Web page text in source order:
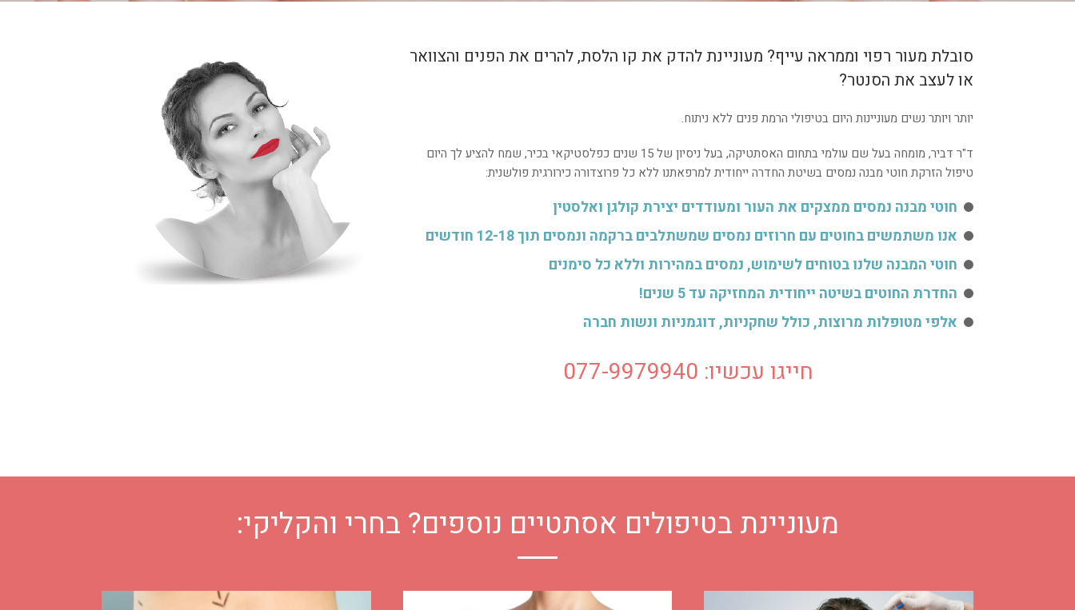
סובלת מעור רפוי וממראה עייף? מעוניינת להדק את קו הלסת, להרים את הפנים והצוואר
או לעצב את הסנטר?
יותר ויותר נשים מעוניינות היום בטיפולי הרמת פנים ללא ניתוח.
ד"ר דביר, מומחה בעל שם עולמי בתחום האסתטיקה, בעל ניסיון של 15 שנים כפלסטיקאי בכיר, שמח להציע לך היום
טיפול הזרקת חוטי מבנה נמסים בשיטת החדרה ייחודית למרפאתנו ללא כל פרוצדורה כירורגית פולשנית:
חוטי מבנה נמסים ממצקים את העור ומעודדים יצירת קולגן ואלסטין
אנו משתמשים בחוטים עם חרוזים נמסים שמשתלבים ברקמה ונמסים תוך 12-18 חודשים
חוטי המבנה שלנו בטוחים לשימוש, נמסים במהירות וללא כל סימנים
החדרת החוטים בשיטה ייחודית המחזיקה עד 5 שנים!
אלפי מטופלות מרוצות, כולל שחקניות, דוגמניות ונשות חברה
חייגו עכשיו: 077-9979940
מעוניינת בטיפולים אסתטיים נוספים? בחרי והקליקי: